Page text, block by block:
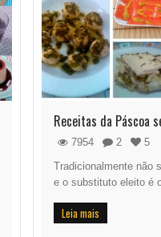
Receitas da Páscoa
7954 2
5
Tradicionalmente não
e o substituto eleito é
Leia mais